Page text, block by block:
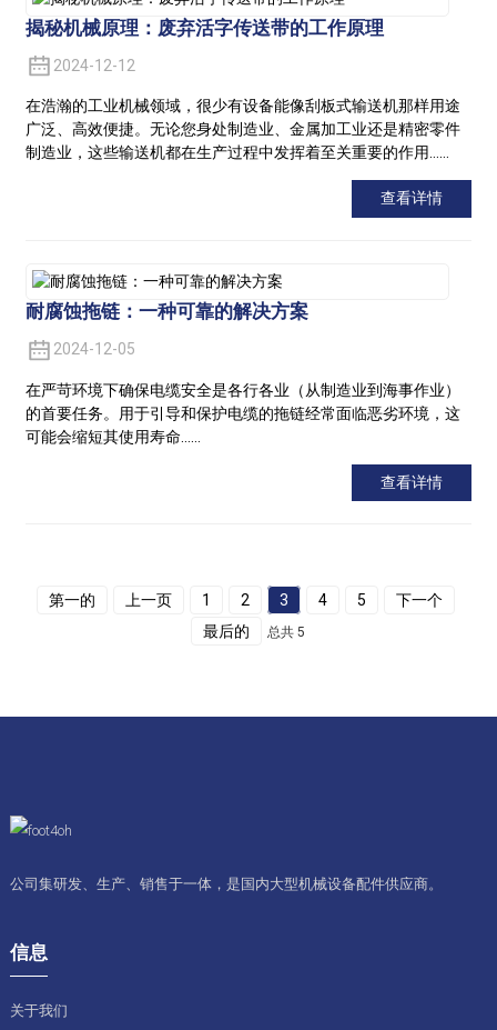
揭秘机械原理：废弃活字传送带的工作原理
2024-12-12
在浩瀚的工业机械领域，很少有设备能像刮板式输送机那样用途
广泛、高效便捷。无论您身处制造业、金属加工业还是精密零件
制造业，这些输送机都在生产过程中发挥着至关重要的作用……
查看详情
耐腐蚀拖链：一种可靠的解决方案
2024-12-05
在严苛环境下确保电缆安全是各行各业（从制造业到海事作业）
的首要任务。用于引导和保护电缆的拖链经常面临恶劣环境，这
可能会缩短其使用寿命……
查看详情
第一的 上一页 1 2 3 4 5
下一个
最后的
总共 5
公司集研发、生产、销售于一体，是国内大型机械设备配件供应商。
信息
关于我们